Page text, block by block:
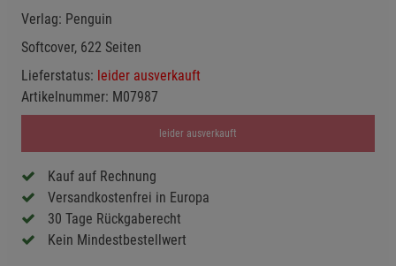
Verlag: Penguin
Softcover, 622 Seiten
Lieferstatus: leider ausverkauft
Artikelnummer: M07987
leider ausverkauft
Kauf auf Rechnung
Versandkostenfrei in Europa
30 Tage Rückgaberecht
Kein Mindestbestellwert